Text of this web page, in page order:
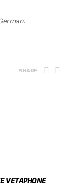
SHARE
VETAPHONE